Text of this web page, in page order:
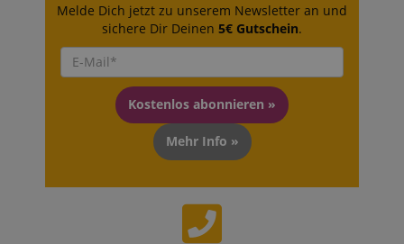
Melde Dich jetzt zu unserem Newsletter an und
sichere Dir Deinen 5€ Gutschein.
Kostenlos abonnieren »
Mehr Info »